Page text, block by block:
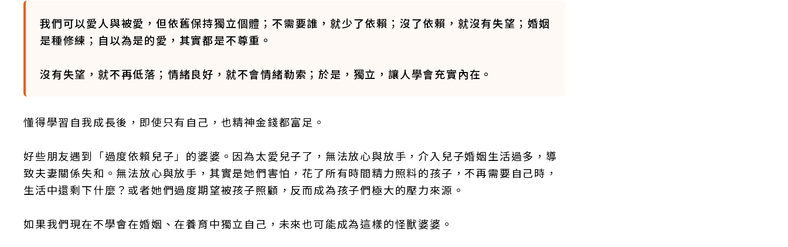
我們可以愛人與被愛，但依舊保持獨立個體；不需要誰，就少了依賴；沒了依賴，就沒有失望；婚姻
是種修練；自以為是的愛，其實都是不尊重。
沒有失望，就不再低落；情緒良好，就不會情緒勒索；於是，獨立，讓人學會充實內在。
懂得學習自我成長後，即使只有自己，也精神金錢都富足。
好些朋友遇到「過度依賴兒子」的婆婆。因為太愛兒子了，無法放心與放手，介入兒子婚姻生活過多，導
致夫妻關係失和。無法放心與放手，其實是她們害怕，花了所有時間精力照料的孩子，不再需要自己時，
生活中還剩下什麼？或者她們過度期望被孩子照顧，反而成為孩子們極大的壓力來源。
如果我們現在不學會在婚姻、在養育中獨立自己，未來也可能成為這樣的怪獸婆婆。